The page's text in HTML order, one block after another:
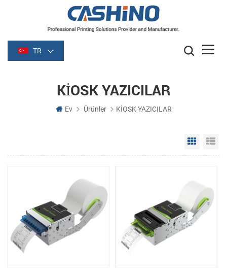
TR
KİOSK YAZICILAR
Ev Ürünler KİOSK YAZICILAR
Grid